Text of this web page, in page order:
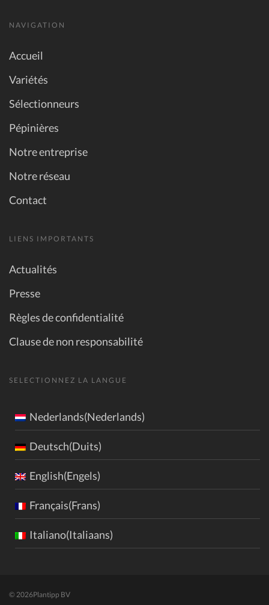
NAVIGATION
Accueil
Variétés
Sélectionneurs
Pépinières
Notre entreprise
Notre réseau
Contact
LIENS IMPORTANTS
Actualités
Presse
Règles de confidentialité
Clause de non responsabilité
SELECTIONNEZ LA LANGUE
Nederlands(Nederlands)
Deutsch(Duits)
English(Engels)
Français(Frans)
Italiano(Italiaans)
© 2026Plantipp BV